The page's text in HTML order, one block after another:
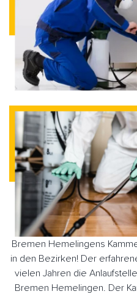
Bremen Hemelingens
in den Bezirken! Der
vielen Jahren die
Bremen Hemelingen. Der